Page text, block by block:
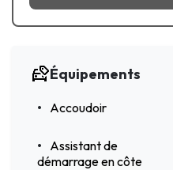
Équipements
Accoudoir
Assistant de
démarrage en côte